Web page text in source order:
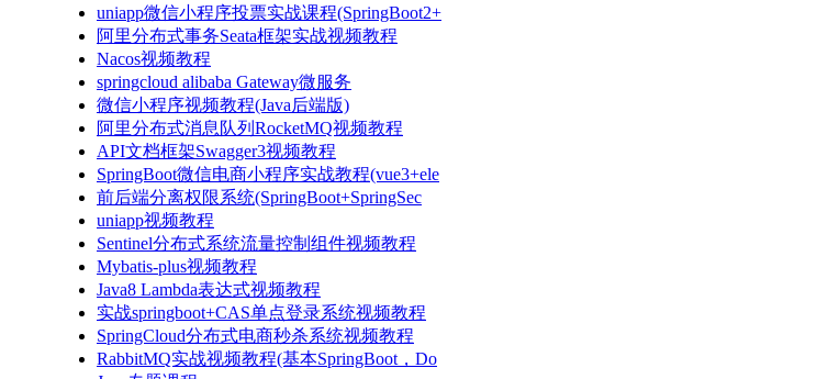
uniapp微信小程序投票实战课程(SpringBoot2+
阿里分布式事务Seata框架实战视频教程
Nacos视频教程
springcloud alibaba Gateway微服务
微信小程序视频教程(Java后端版)
阿里分布式消息队列RocketMQ视频教程
API文档框架Swagger3视频教程
SpringBoot微信电商小程序实战教程(vue3+ele
前后端分离权限系统(SpringBoot+SpringSec
uniapp视频教程
Sentinel分布式系统流量控制组件视频教程
Mybatis-plus视频教程
Java8 Lambda表达式视频教程
实战springboot+CAS单点登录系统视频教程
SpringCloud分布式电商秒杀系统视频教程
RabbitMQ实战视频教程(基本SpringBoot，Do